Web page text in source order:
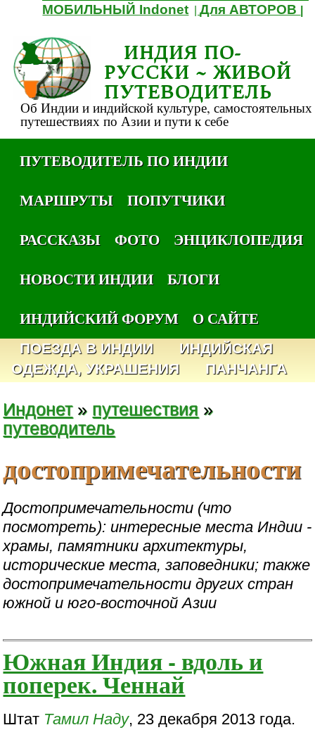
МОБИЛЬНЫЙ Indonet |Для АВТОРОВ
ИНДИЯ ПО-
РУССКИ ~ ЖИВОЙ
ПУТЕВОДИТЕЛЬ
Об Индии и индийской культуре, самостоятельных
путешествиях по Азии и пути к себе
ПУТЕВОДИТЕЛЬ ПО ИНДИИ
МАРШРУТЫ
ПОПУТЧИКИ
РАССКАЗЫ
ФОТО
ЭНЦИКЛОПЕДИЯ
НОВОСТИ ИНДИИ
БЛОГИ
ИНДИЙСКИЙ ФОРУМ
О САЙТЕ
ПОЕЗДА В ИНДИИ
ИНДИЙСКАЯ
ОДЕЖДА, УКРАШЕНИЯ
ПАНЧАНГА
Индонет» путешествия »
путеводитель
достопримечательности
Достопримечательности (что
посмотреть): интересные места Индии -
храмы, памятники архитектуры,
исторические места, заповедники; также
достопримечательности других стран
южной и юго-восточной Азии
Южная Индия - вдоль и
поперек. Ченнай
Штат Тамил Наду, 23 декабря 2013 года.